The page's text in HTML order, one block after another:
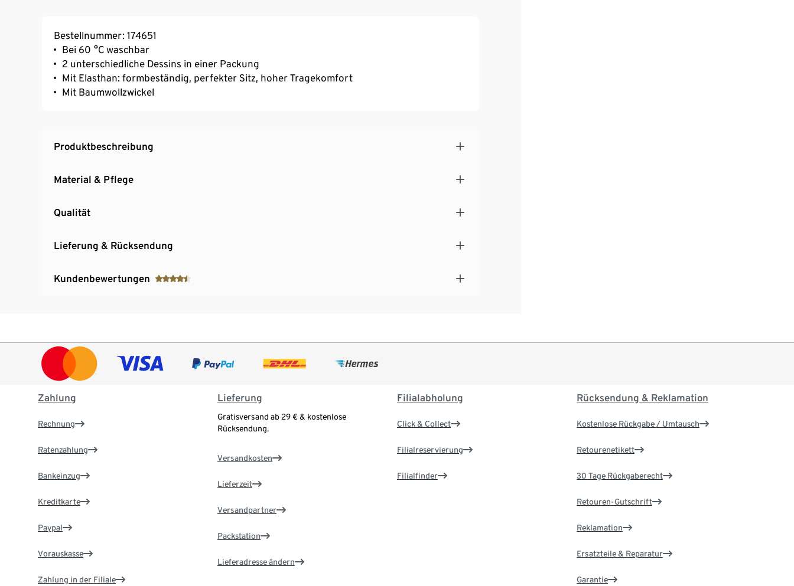
Bestellnummer: 174651
Bei 60 °C waschbar
2 unterschiedliche Dessins in einer Packung
Mit Elasthan: formbeständig, perfekter Sitz, hoher Tragekomfort
Mit Baumwollzwickel
Produktbeschreibung
Material & Pflege
Qualität
Lieferung & Rücksendung
Kundenbewertungen
Zahlung
Rechnung
Ratenzahlung
Bankeinzug
Kreditkarte
Paypal
Vorauskasse
Zahlung in der Filiale
Lieferung
Gratisversand ab 29 € & kostenlose
Rücksendung.
Versandkosten
Lieferzeit
Versandpartner
Packstation
Lieferadresse ändern
Filialabholung
Click & Collect
Filialreservierung
Filialfinder
Rücksendung & Reklamation
Kostenlose Rückgabe / Umtausch
Retourenetikett
30 Tage Rückgaberecht
Retouren-Gutschrift
Reklamation
Ersatzteile & Reparatur
Garantie